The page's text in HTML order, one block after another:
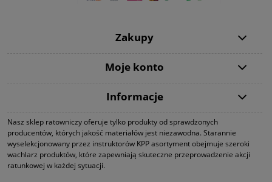
Zakupy
Moje konto
Informacje
Nasz sklep ratowniczy oferuje tylko produkty od sprawdzonych
producentów, których jakość materiałów jest niezawodna. Starannie
wyselekcjonowany przez instruktorów KPP asortyment obejmuje szeroki
wachlarz produktów, które zapewniają skuteczne przeprowadzenie akcji
ratunkowej w każdej sytuacji.